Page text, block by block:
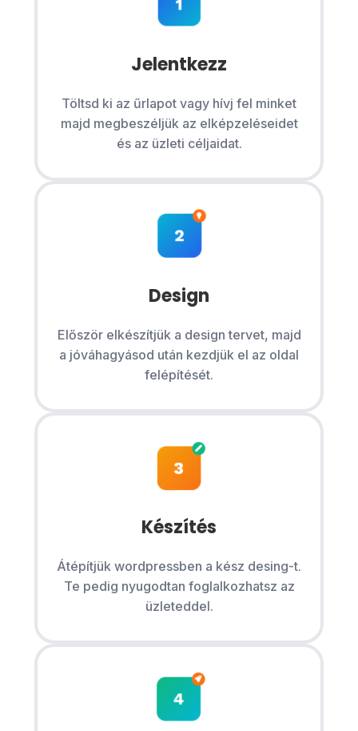
Jelentkezz
Töltsd ki az űrlapot vagy hívj fel minket
majd megbeszéljük az elképzeléseidet
és az üzleti céljaidat.
Design
Először elkészítjük a design tervet, majd
a jóváhagyásod után kezdjük el az oldal
felépítését.
Készítés
Átépítjük wordpressben a kész desing-t.
Te pedig nyugodtan foglalkozhatsz az
üzleteddel.